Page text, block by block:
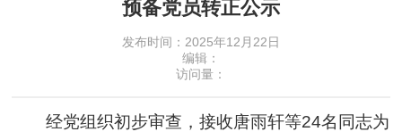
预备党员转正公示
发布时间：2025年12月22日
编辑：
访问量：
经党组织初步审查，接收唐雨轩等24名同志为